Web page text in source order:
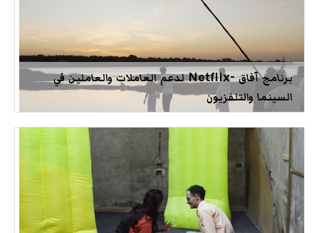
برنامج آفاق -Netflix لدعم العاملات والعاملين في
السينما والتلفزيون